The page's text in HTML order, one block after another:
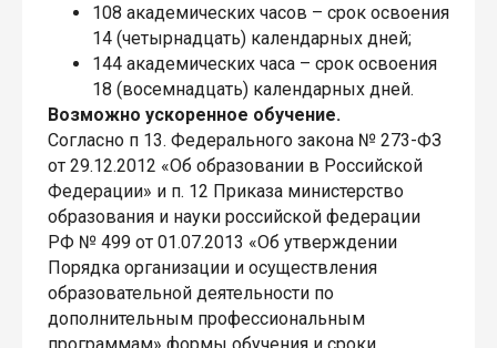
108 академических часов – срок освоения
14 (четырнадцать) календарных дней;
144 академических часа – срок освоения
18 (восемнадцать) календарных дней.
Возможно ускоренное обучение.
Согласно п 13. Федерального закона № 273-ФЗ
от 29.12.2012 «Об образовании в Российской
Федерации» и п. 12 Приказа министерство
образования и науки российской федерации
РФ № 499 от 01.07.2013 «Об утверждении
Порядка организации и осуществления
образовательной деятельности по
дополнительным профессиональным